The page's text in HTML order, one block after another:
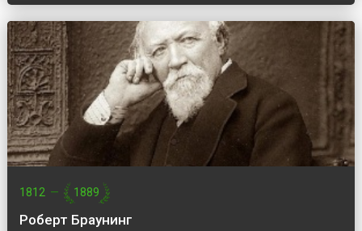
1812 — 1889
Роберт Браунинг